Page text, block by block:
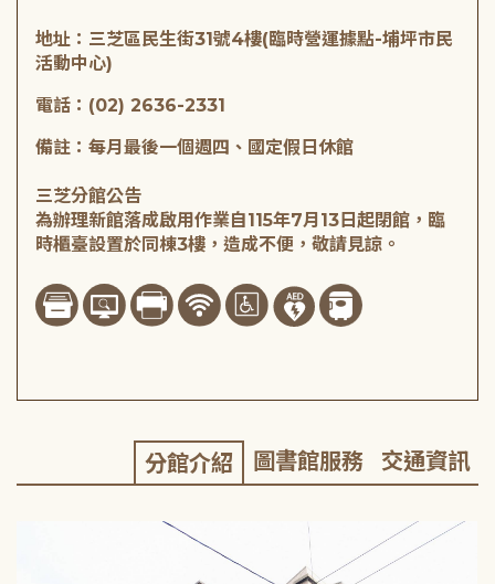
地址：三芝區民生街31號4樓(臨時營運據點-埔坪市民
活動中心)
電話：(02) 2636-2331
備註：每月最後一個週四、國定假日休館
三芝分館公告
為辦理新館落成啟用作業自115年7月13日起閉館，臨
時櫃臺設置於同棟3樓，造成不便，敬請見諒。
分館介紹 圖書館服務 交通資訊